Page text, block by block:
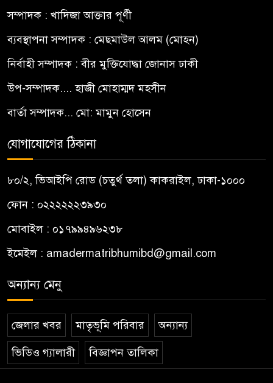
সম্পাদক : খাদিজা আক্তার পূর্ণী
ব্যবস্থাপনা সম্পাদক : মেছমাউল আলম (মোহন)
নির্বাহী সম্পাদক : বীর মুক্তিযোদ্ধা জোনাস ঢাকী
উপ-সম্পাদক.... হাজী মোহাম্মদ মহসীন
বার্তা সম্পাদক... মো: মামুন হোসেন
যোগাযোগের ঠিকানা
৮০/২, ভিআইপি রোড (চতুর্থ তলা) কাকরাইল, ঢাকা-১০০০
ফোন : ০২২২২২২৩৯৩০
মোবাইল : ০১৭৯৯৪৯৬২৩৮
ইমেইল : amadermatribhumibd@gmail.com
অন্যান্য মেনু
জেলার খবর মাতৃভূমি পরিবার অন্যান্য
ভিডিও গ্যালারী বিজ্ঞাপন তালিকা